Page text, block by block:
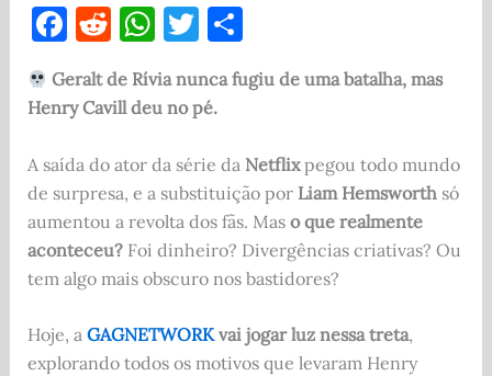
F
c
e
b
o
o
k
R
e
d
di
t
W
h
at
s
A
p
p
T
it
te
r
S
h
ar
Geralt de Rívia nunca fugiu de uma batalha, mas
Henry Cavill deu no pé.
A saída do ator da série da Netflixpegou todo mundo
de surpresa, e a substituição por Liam Hemsworthsó
aumentou a revolta dos fãs. Mas o que realmente
aconteceu?Foi dinheiro? Divergências criativas? Ou
tem algo mais obscuro nos bastidores?
Hoje, a GAGNETWORKvai jogar luz nessa treta,
explorando todos os motivos que levaram Henry